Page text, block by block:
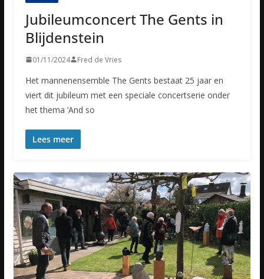
Jubileumconcert The Gents in
Blijdenstein
01/11/2024 Fred de Vries
Het mannenensemble The Gents bestaat 25 jaar en
viert dit jubileum met een speciale concertserie onder
het thema ‘And so
Lees meer